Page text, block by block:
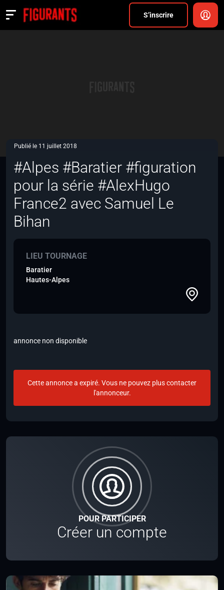
S’inscrire
Actualités
POUR PARTICIPER
Créer un compte
Publié le 11 juillet 2018
#Alpes #Baratier #figuration
pour la série #AlexHugo
France2 avec Samuel Le
Bihan
LIEU TOURNAGE
Baratier
Hautes-Alpes
annonce non disponible
Cette annonce a expiré. Vous ne pouvez plus contacter
l'annonceur.